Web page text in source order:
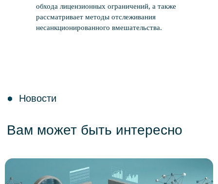
обхода лицензионных ограничений, а также
рассматривает методы отслеживания
несанкционированного вмешательства.